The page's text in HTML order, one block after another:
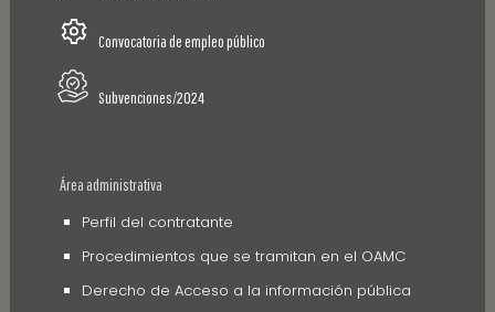
Convocatoria de empleo público
Subvenciones/2024
Área administrativa
Perfil del contratante
Procedimientos que se tramitan en el OAMC
Derecho de Acceso a la información pública